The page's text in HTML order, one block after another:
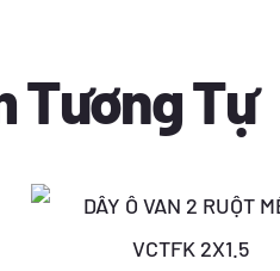
Tương Tự
Giá
gốc
Giá
hiện